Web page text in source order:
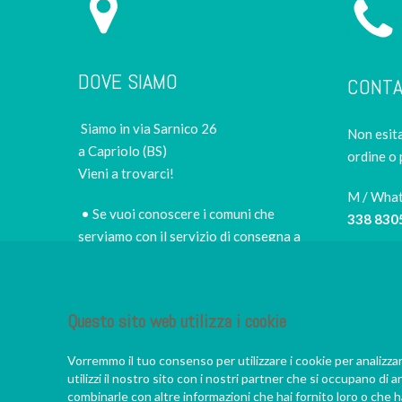
DOVE SIAMO
Siamo in via Sarnico 26
a Capriolo (BS)
Vieni a trovarci!
• Se vuoi conoscere i comuni che
serviamo con il servizio di consegna a
takeaway della zona
accogliete ristorante, a godere di un
vero convivio giapponese
Non
ordine o
M /
338
Questo sito web utilizza i cookie
Vorremmo il tuo consenso per utilizzare i cookie per
utilizzi il nostro sito con i nostri partner che si occupano di
combinarle con altre informazioni che hai fornito loro o che